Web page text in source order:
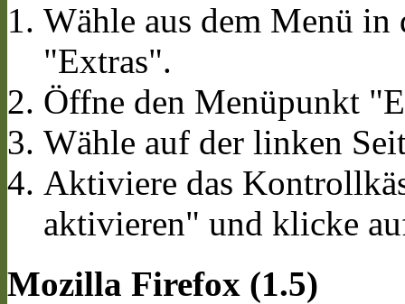
Wähle aus dem Menü
"Extras".
Öffne den Menüpunkt
Wähle auf der linken
Aktiviere das
aktivieren" und klicke
Mozilla Firefox (1.5)